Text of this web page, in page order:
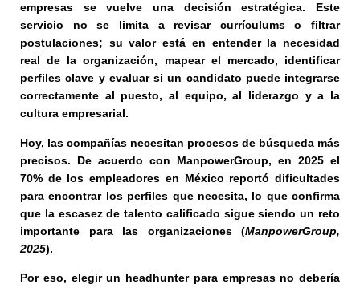
empresas se vuelve una decisión estratégica. Este
servicio no se limita a revisar currículums o filtrar
postulaciones; su valor está en entender la necesidad
real de la organización, mapear el mercado, identificar
perfiles clave y evaluar si un candidato puede integrarse
correctamente al puesto, al equipo, al liderazgo y a la
cultura empresarial.
Hoy, las compañías necesitan procesos de búsqueda más
precisos. De acuerdo con ManpowerGroup, en 2025 el
70% de los empleadores en México reportó dificultades
para encontrar los perfiles que necesita, lo que confirma
que la escasez de talento calificado sigue siendo un reto
importante para las organizaciones (ManpowerGroup,
2025).
Por eso, elegir un headhunter para empresas no debería